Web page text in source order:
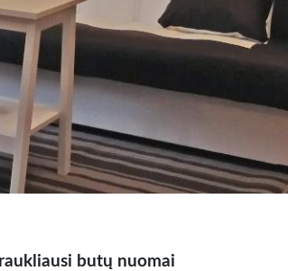
butų nuomai